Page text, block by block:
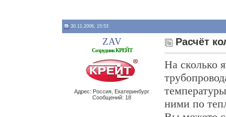
30.11.2006, 15:53
ZAV
Сотрудник КРЕЙТ
Адрес: Россия, Екатеринбург
Сообщений: 18
Расчёт
На сколько
ними по